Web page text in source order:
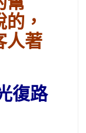
，
人著
復路